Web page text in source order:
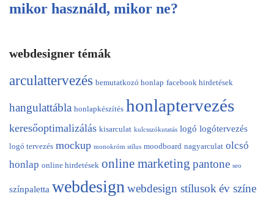
mikor használd, mikor ne?
webdesigner témák
arculattervezés bemutatkozó honlap facebook hirdetések
hangulattábla honlapkészítés honlaptervezés
keresőoptimalizálás kisarculat kulcsszókutatás logó logótervezés
logó tervezés mockup monokróm stílus moodboard nagyarculat olcsó
honlap online hirdetések online marketing pantone seo
színpaletta webdesignwebdesign stílusokév színe